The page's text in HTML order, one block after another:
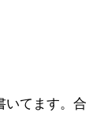
いてます。合